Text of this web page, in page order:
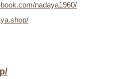
nadaya1960/